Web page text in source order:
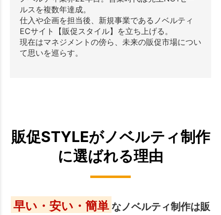
ルスを複数年達成。
仕入や企画を担当後、新規事業であるノベルティ
ECサイト【販促スタイル】を立ち上げる。
現在はマネジメントの傍ら、未来の販促市場につい
て思いを巡らす。
販促STYLEがノベルティ制作
に選ばれる理由
早い・安い・簡単 なノベルティ制作は販